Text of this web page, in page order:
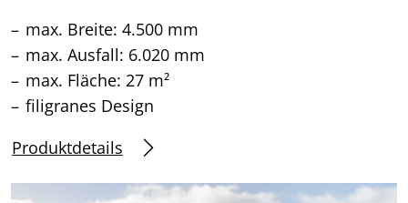
max. Breite: 4.500 mm
max. Ausfall: 6.020 mm
max. Fläche: 27 m²
filigranes Design
Produktdetails